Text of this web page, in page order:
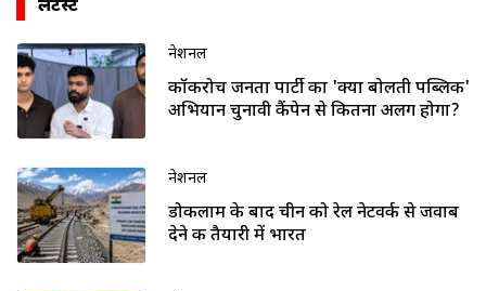
लेटेस्ट
नेशनल
कॉकरोच जनता पार्टी का 'क्या बोलती पब्लिक'
अभियान चुनावी कैंपेन से कितना अलग होगा?
नेशनल
डोकलाम के बाद चीन को रेल नेटवर्क से जवाब
देने की तैयारी में भारत